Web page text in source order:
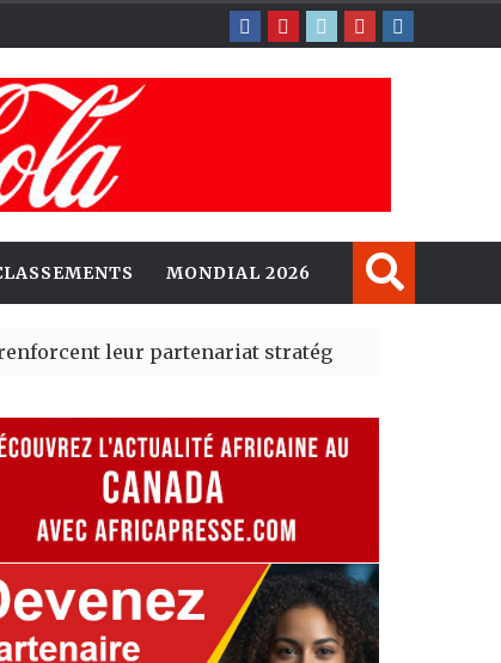
MONDIAL 2026
partenariat stratégique avec un cap sur l’IA